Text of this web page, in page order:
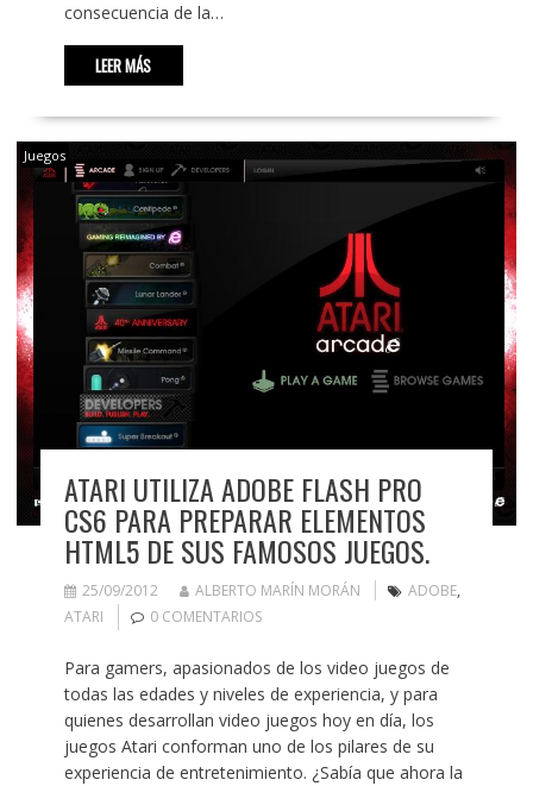
consecuencia de la…
LEER MÁS
Juegos
ATARI UTILIZA ADOBE FLASH PRO
CS6 PARA PREPARAR ELEMENTOS
HTML5 DE SUS FAMOSOS JUEGOS.
25/09/2012 ALBERTO MARÍN MORÁN ADOBE,
ATARI
0 COMENTARIOS
Para gamers, apasionados de los video juegos de
todas las edades y niveles de experiencia, y para
quienes desarrollan video juegos hoy en día, los
juegos Atari conforman uno de los pilares de su
experiencia de entretenimiento. ¿Sabía que ahora la